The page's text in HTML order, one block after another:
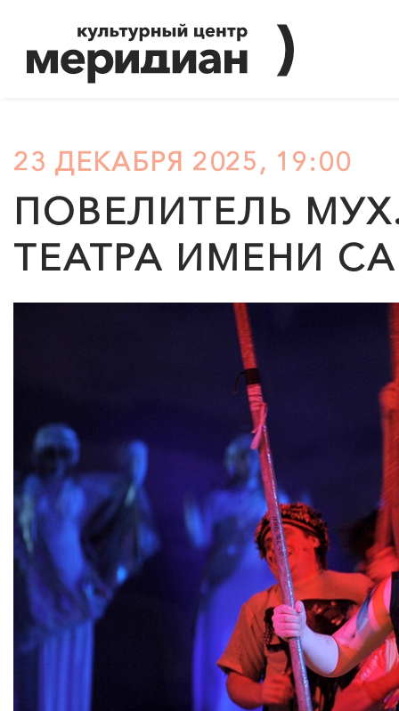
23 ДЕКАБРЯ 2025, 19:00
ПОВЕЛИТЕЛЬ
ТЕАТРА ИМЕНИ